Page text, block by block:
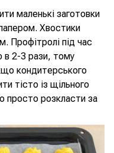
маленькі заготовки
Хвостики
Профітролі під час
в 2-3 рази, тому
кондитерського
тісто із щільного
просто розкласти за